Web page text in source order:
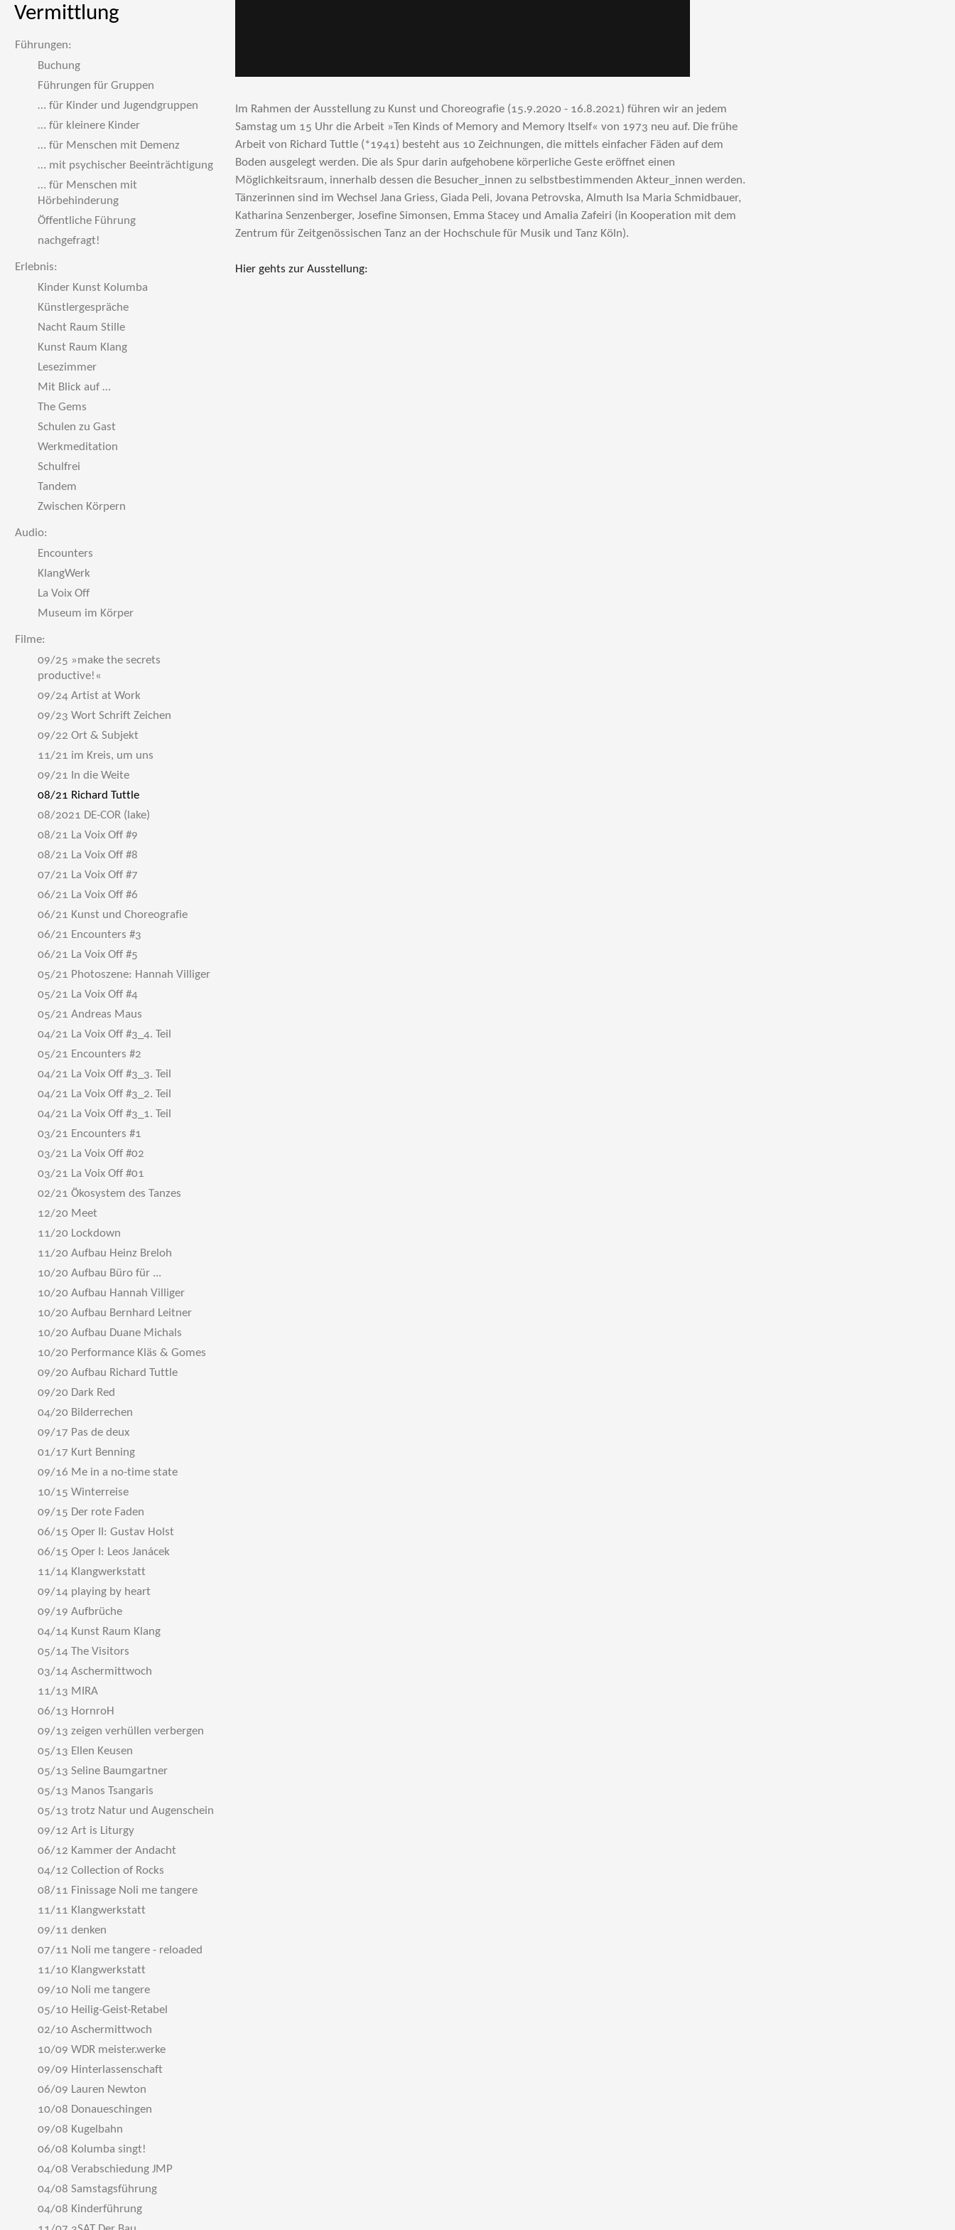
Vermittlung
Führungen:
Buchung
Führungen für Gruppen
… für Kinder und Jugendgruppen
… für kleinere Kinder
… für Menschen mit Demenz
… mit psychischer Beeinträchtigung
… für Menschen mit
Hörbehinderung
Öffentliche Führung
nachgefragt!
Erlebnis:
Kinder Kunst Kolumba
Künstlergespräche
Nacht Raum Stille
Kunst Raum Klang
Lesezimmer
Mit Blick auf …
The Gems
Schulen zu Gast
Werkmeditation
Schulfrei
Tandem
Zwischen Körpern
Audio:
Encounters
KlangWerk
La Voix Off
Museum im Körper
Filme:
09/25 »make the secrets
productive!«
09/24 Artist at Work
09/23 Wort Schrift Zeichen
09/22 Ort & Subjekt
11/21 im Kreis, um uns
09/21 In die Weite
08/21 Richard Tuttle
08/2021 DE-COR (lake)
08/21 La Voix Off #9
08/21 La Voix Off #8
07/21 La Voix Off #7
06/21 La Voix Off #6
06/21 Kunst und Choreografie
06/21 Encounters #3
06/21 La Voix Off #5
05/21 Photoszene: Hannah Villiger
05/21 La Voix Off #4
05/21 Andreas Maus
04/21 La Voix Off #3_4. Teil
05/21 Encounters #2
04/21 La Voix Off #3_3. Teil
04/21 La Voix Off #3_2. Teil
04/21 La Voix Off #3_1. Teil
03/21 Encounters #1
03/21 La Voix Off #02
03/21 La Voix Off #01
02/21 Ökosystem des Tanzes
12/20 Meet
11/20 Lockdown
11/20 Aufbau Heinz Breloh
10/20 Aufbau Büro für ...
10/20 Aufbau Hannah Villiger
10/20 Aufbau Bernhard Leitner
10/20 Aufbau Duane Michals
10/20 Performance Kläs & Gomes
09/20 Aufbau Richard Tuttle
09/20 Dark Red
04/20 Bilderrechen
09/17 Pas de deux
01/17 Kurt Benning
09/16 Me in a no-time state
10/15 Winterreise
09/15 Der rote Faden
06/15 Oper II: Gustav Holst
06/15 Oper I: Leos Janácek
11/14 Klangwerkstatt
09/14 playing by heart
09/19 Aufbrüche
04/14 Kunst Raum Klang
05/14 The Visitors
03/14 Aschermittwoch
11/13 MIRA
06/13 HornroH
09/13 zeigen verhüllen verbergen
05/13 Ellen Keusen
05/13 Seline Baumgartner
05/13 Manos Tsangaris
05/13 trotz Natur und Augenschein
09/12 Art is Liturgy
06/12 Kammer der Andacht
04/12 Collection of Rocks
08/11 Finissage Noli me tangere
11/11 Klangwerkstatt
09/11 denken
07/11 Noli me tangere - reloaded
11/10 Klangwerkstatt
09/10 Noli me tangere
05/10 Heilig-Geist-Retabel
02/10 Aschermittwoch
10/09 WDR meister.werke
09/09 Hinterlassenschaft
06/09 Lauren Newton
10/08 Donaueschingen
09/08 Kugelbahn
06/08 Kolumba singt!
04/08 Verabschiedung JMP
04/08 Samstagsführung
04/08 Kinderführung
Im Rahmen der Ausstellung zu Kunst und Choreografie (15.9.2020 - 16.8.2021) führen wir an jedem
Samstag um 15 Uhr die Arbeit »Ten Kinds of Memory and Memory Itself« von 1973 neu auf. Die frühe
Arbeit von Richard Tuttle (*1941) besteht aus 10 Zeichnungen, die mittels einfacher Fäden auf dem
Boden ausgelegt werden. Die als Spur darin aufgehobene körperliche Geste eröffnet einen
Möglichkeitsraum, innerhalb dessen die Besucher_innen zu selbstbestimmenden Akteur_innen werden.
Tänzerinnen sind im Wechsel Jana Griess, Giada Peli, Jovana Petrovska, Almuth Isa Maria Schmidbauer,
Katharina Senzenberger, Josefine Simonsen, Emma Stacey und Amalia Zafeiri (in Kooperation mit dem
Zentrum für Zeitgenössischen Tanz an der Hochschule für Musik und Tanz Köln).
Hier gehts zur Ausstellung: